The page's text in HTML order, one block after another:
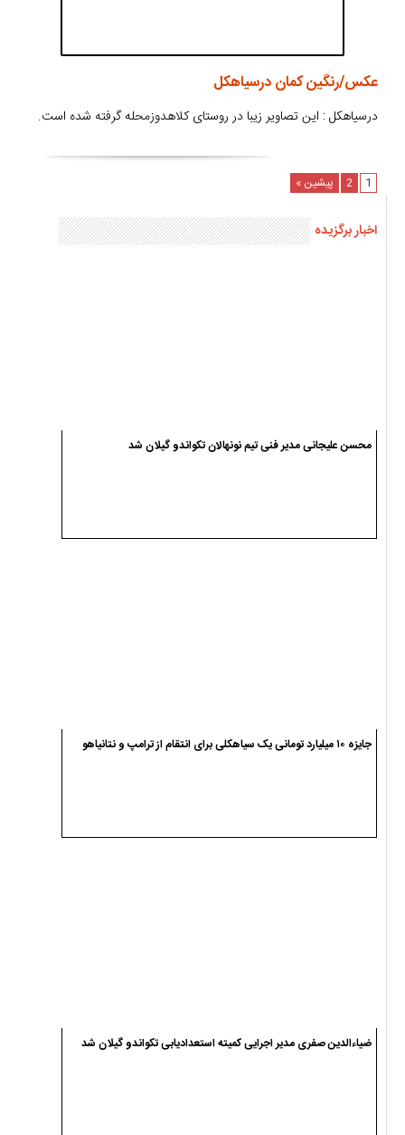
عکس/رنگین کمان درسیاهکل
درسیاهکل : این تصاویر زیبا در روستای کلاهدوزمحله گرفته شده است.
1
2 پیشین »
اخبار برگزیده
محسن علیجانی مدیر فنی تیم نونهالان تکواندو گیلان شد
جایزه ۱۰ میلیارد تومانی یک سیاهکلی برای انتقام از ترامپ و نتانیاهو
ضیاءالدین صفری مدیر اجرایی کمیته استعدادیابی تکواندو گیلان شد